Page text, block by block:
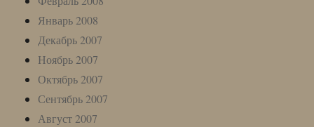
Январь 2008
Декабрь 2007
Ноябрь 2007
Октябрь 2007
Сентябрь 2007
Август 2007